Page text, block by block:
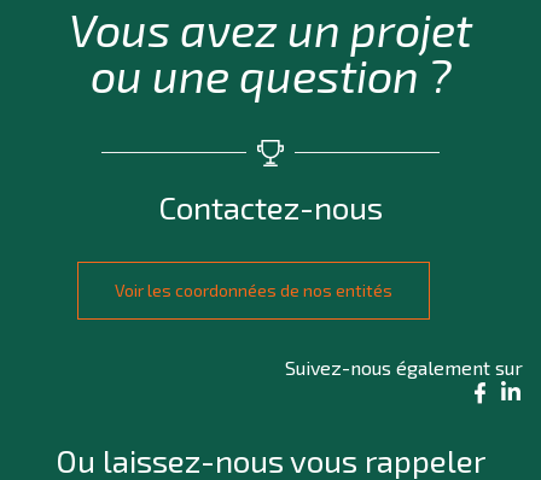
Vous avez un projet
ou une question ?
Contactez-nous
Voir les coordonnées de nos entités
Suivez-nous également sur
Ou laissez-nous vous rappeler